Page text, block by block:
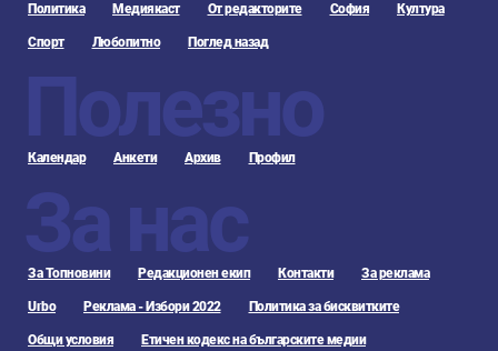
Политика Медиякаст От редакторите София Култура
Спорт Любопитно Поглед назад
Полезно
Календар Анкети Архив Профил
За нас
За Топновини Редакционен екип Контакти За реклама
Urbo Реклама - Избори 2022 Политика за бисквитките
Общи условия Етичен кодекс на българските медии